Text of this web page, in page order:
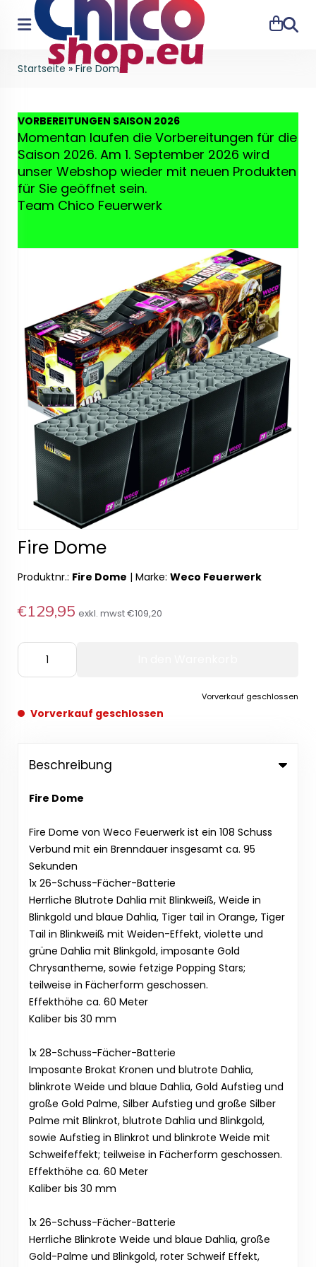
Suche
Startseite »Fire Dome
VORBEREITUNGEN SAISON 2026
Momentan laufen die Vorbereitungen für die
Saison 2026. Am 1. September 2026 wird
unser Webshop wieder mit neuen Produkten
für Sie geöffnet sein.
Team Chico Feuerwerk
Fire Dome
Produktnr.: Fire Dome | Marke: Weco Feuerwerk
€129,95 exkl. mwst€109,20
Vorverkauf geschlossen
Vorverkauf geschlossen
Beschreibung
Fire Dome
Fire Dome von Weco Feuerwerk ist ein 108 Schuss
Verbund mit ein Brenndauer insgesamt ca. 95
Sekunden
1x 26-Schuss-Fächer-Batterie
Herrliche Blutrote Dahlia mit Blinkweiß, Weide in
Blinkgold und blaue Dahlia, Tiger tail in Orange, Tiger
Tail in Blinkweiß mit Weiden-Effekt, violette und
grüne Dahlia mit Blinkgold, imposante Gold
Chrysantheme, sowie fetzige Popping Stars;
teilweise in Fächerform geschossen.
Effekthöhe ca. 60 Meter
Kaliber bis 30 mm
1x 28-Schuss-Fächer-Batterie
Imposante Brokat Kronen und blutrote Dahlia,
blinkrote Weide und blaue Dahlia, Gold Aufstieg und
große Gold Palme, Silber Aufstieg und große Silber
Palme mit Blinkrot, blutrote Dahlia und Blinkgold,
sowie Aufstieg in Blinkrot und blinkrote Weide mit
Schweifeffekt; teilweise in Fächerform geschossen.
Effekthöhe ca. 60 Meter
Kaliber bis 30 mm
1x 26-Schuss-Fächer-Batterie
Herrliche Blinkrote Weide und blaue Dahlia, große
Gold-Palme und Blinkgold, roter Schweif Effekt,